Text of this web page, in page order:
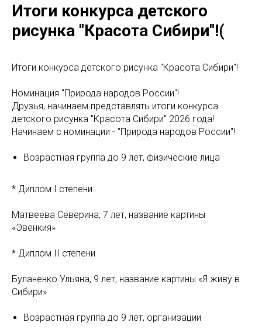
Итоги конкурса детского
рисунка "Красота Сибири"!(
Итоги конкурса детского рисунка "Красота Сибири"!
Номинация "Природа народов России"!
Друзья, начинаем представлять итоги конкурса
детского рисунка "Красота Сибири" 2026 года!
Начинаем с номинации - "Природа народов России"!
Возрастная группа до 9 лет, физические лица
* Диплом I степени
Матвеева Северина, 7 лет, название картины
«Эвенкия»
* Диплом II степени
Буланенко Ульяна, 9 лет, название картины «Я живу в
Сибири»
Возрастная группа до 9 лет, организации